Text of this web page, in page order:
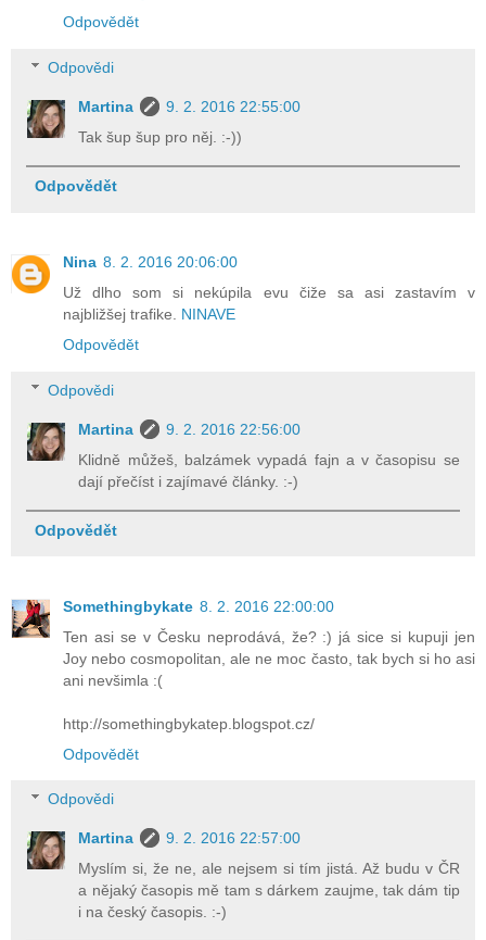
Odpovědět
Odpovědi
Martina
9. 2. 2016 22:55:00
Tak šup šup pro něj. :-))
Odpovědět
Nina 8. 2. 2016 20:06:00
Už dlho som si nekúpila evu čiže sa asi zastavím v
najbližšej trafike. NINAVE
Odpovědět
Odpovědi
Martina
9. 2. 2016 22:56:00
Klidně můžeš, balzámek vypadá fajn a v časopisu se
dají přečíst i zajímavé články. :-)
Odpovědět
Somethingbykate 8. 2. 2016 22:00:00
Ten asi se v Česku neprodává, že? :) já sice si kupuji jen
Joy nebo cosmopolitan, ale ne moc často, tak bych si ho asi
ani nevšimla :(
http://somethingbykatep.blogspot.cz/
Odpovědět
Odpovědi
Martina
9. 2. 2016 22:57:00
Myslím si, že ne, ale nejsem si tím jistá. Až budu v ČR
a nějaký časopis mě tam s dárkem zaujme, tak dám tip
i na český časopis. :-)